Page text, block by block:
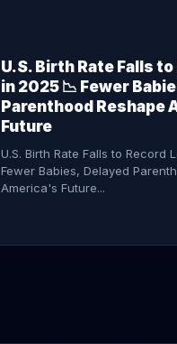
U.S. Birth Rate Falls
in 2025 📉 Fewer
Parenthood Reshape
Future
U.S. Birth Rate Falls to Record
Fewer Babies, Delayed
America's Future...